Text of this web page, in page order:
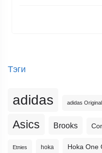
Тэги
adidas adidas
Asics Brooks
Etnies hoka Hoka One